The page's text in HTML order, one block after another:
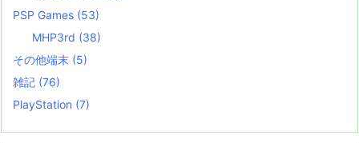
PSP Games (53)
MHP3rd (38)
その他端末 (5)
雑記 (76)
PlayStation (7)